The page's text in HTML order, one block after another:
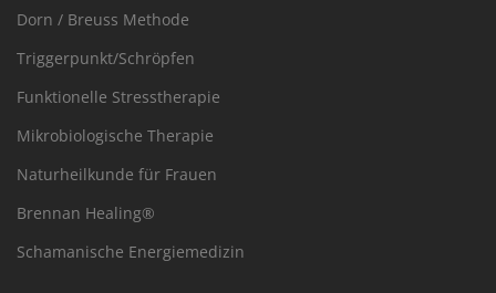
Dorn / Breuss Methode
Triggerpunkt/Schröpfen
Funktionelle Stresstherapie
Mikrobiologische Therapie
Naturheilkunde für Frauen
Brennan Healing®
Schamanische Energiemedizin